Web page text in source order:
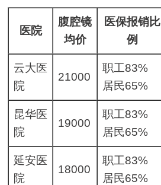
医院
腹腔镜
均价
医保报销比
例
云大医
院
21000
职工83%
居民65%
昆华医
院
19000
职工83%
居民65%
延安医
院
18000
职工83%
居民65%